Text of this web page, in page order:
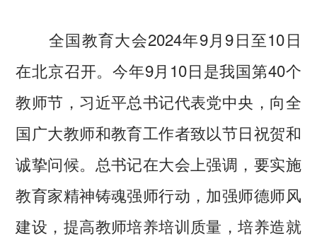
全国教育大会2024年9月9日至10日
在北京召开。今年9月10日是我国第40个
教师节，习近平总书记代表党中央，向全
国广大教师和教育工作者致以节日祝贺和
诚挚问候。总书记在大会上强调，要实施
教育家精神铸魂强师行动，加强师德师风
建设，提高教师培养培训质量，培养造就